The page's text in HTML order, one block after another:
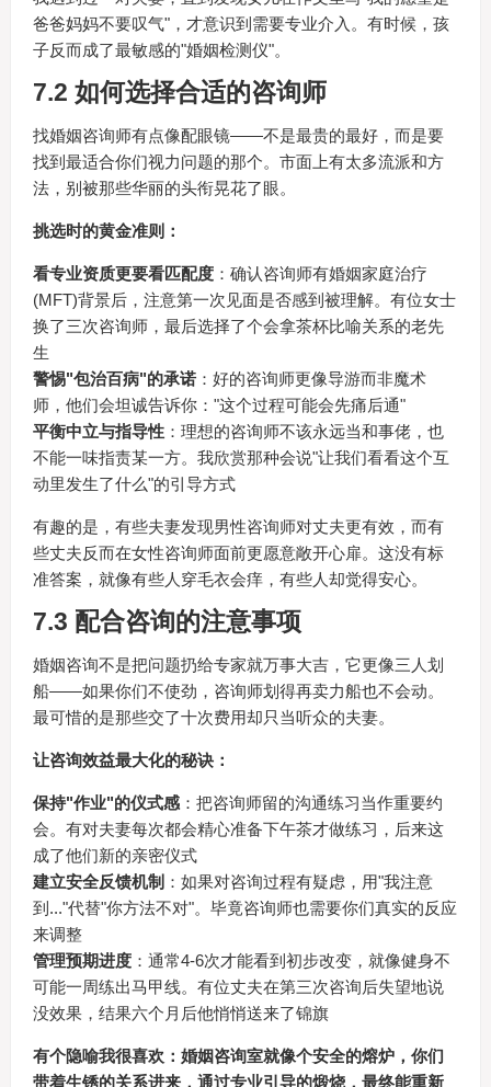
爸爸妈妈不要叹气"，才意识到需要专业介入。有时候，孩
子反而成了最敏感的"婚姻检测仪"。
7.2 如何选择合适的咨询师
找婚姻咨询师有点像配眼镜——不是最贵的最好，而是要
找到最适合你们视力问题的那个。市面上有太多流派和方
法，别被那些华丽的头衔晃花了眼。
挑选时的黄金准则：
看专业资质更要看匹配度：确认咨询师有婚姻家庭治疗
(MFT)背景后，注意第一次见面是否感到被理解。有位女士
换了三次咨询师，最后选择了个会拿茶杯比喻关系的老先
生
警惕"包治百病"的承诺：好的咨询师更像导游而非魔术
师，他们会坦诚告诉你："这个过程可能会先痛后通"
平衡中立与指导性：理想的咨询师不该永远当和事佬，也
不能一味指责某一方。我欣赏那种会说"让我们看看这个互
动里发生了什么"的引导方式
有趣的是，有些夫妻发现男性咨询师对丈夫更有效，而有
些丈夫反而在女性咨询师面前更愿意敞开心扉。这没有标
准答案，就像有些人穿毛衣会痒，有些人却觉得安心。
7.3 配合咨询的注意事项
婚姻咨询不是把问题扔给专家就万事大吉，它更像三人划
船——如果你们不使劲，咨询师划得再卖力船也不会动。
最可惜的是那些交了十次费用却只当听众的夫妻。
让咨询效益最大化的秘诀：
保持"作业"的仪式感：把咨询师留的沟通练习当作重要约
会。有对夫妻每次都会精心准备下午茶才做练习，后来这
成了他们新的亲密仪式
建立安全反馈机制 ：如果对咨询过程有疑虑，用"我注意
到..."代替"你方法不对"。毕竟咨询师也需要你们真实的反应
来调整
管理预期进度：通常4-6次才能看到初步改变，就像健身不
可能一周练出马甲线。有位丈夫在第三次咨询后失望地说
没效果，结果六个月后他悄悄送来了锦旗
有个隐喻我很喜欢：婚姻咨询室就像个安全的熔炉，你们
带着生锈的关系进来，通过专业引导的煅烧，最终能重新